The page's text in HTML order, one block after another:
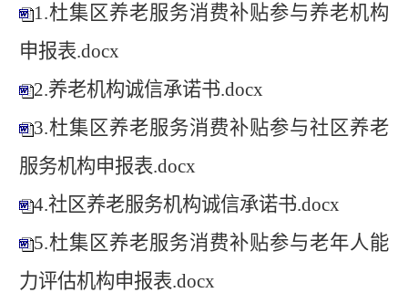
1.杜集区养老服务消费补贴参与养老机构
申报表.docx
2.养老机构诚信承诺书.docx
3.杜集区养老服务消费补贴参与社区养老
服务机构申报表.docx
4.社区养老服务机构诚信承诺书.docx
5.杜集区养老服务消费补贴参与老年人能
力评估机构申报表.docx